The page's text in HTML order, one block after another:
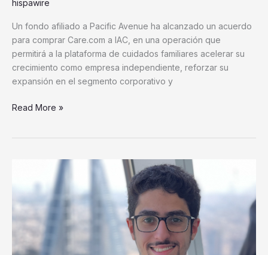
hispawire
Un fondo afiliado a Pacific Avenue ha alcanzado un acuerdo
para comprar Care.com a IAC, en una operación que
permitirá a la plataforma de cuidados familiares acelerar su
crecimiento como empresa independiente, reforzar su
expansión en el segmento corporativo y
Read More »
Perspectivas
de
BITmarkets
para
2026:
el